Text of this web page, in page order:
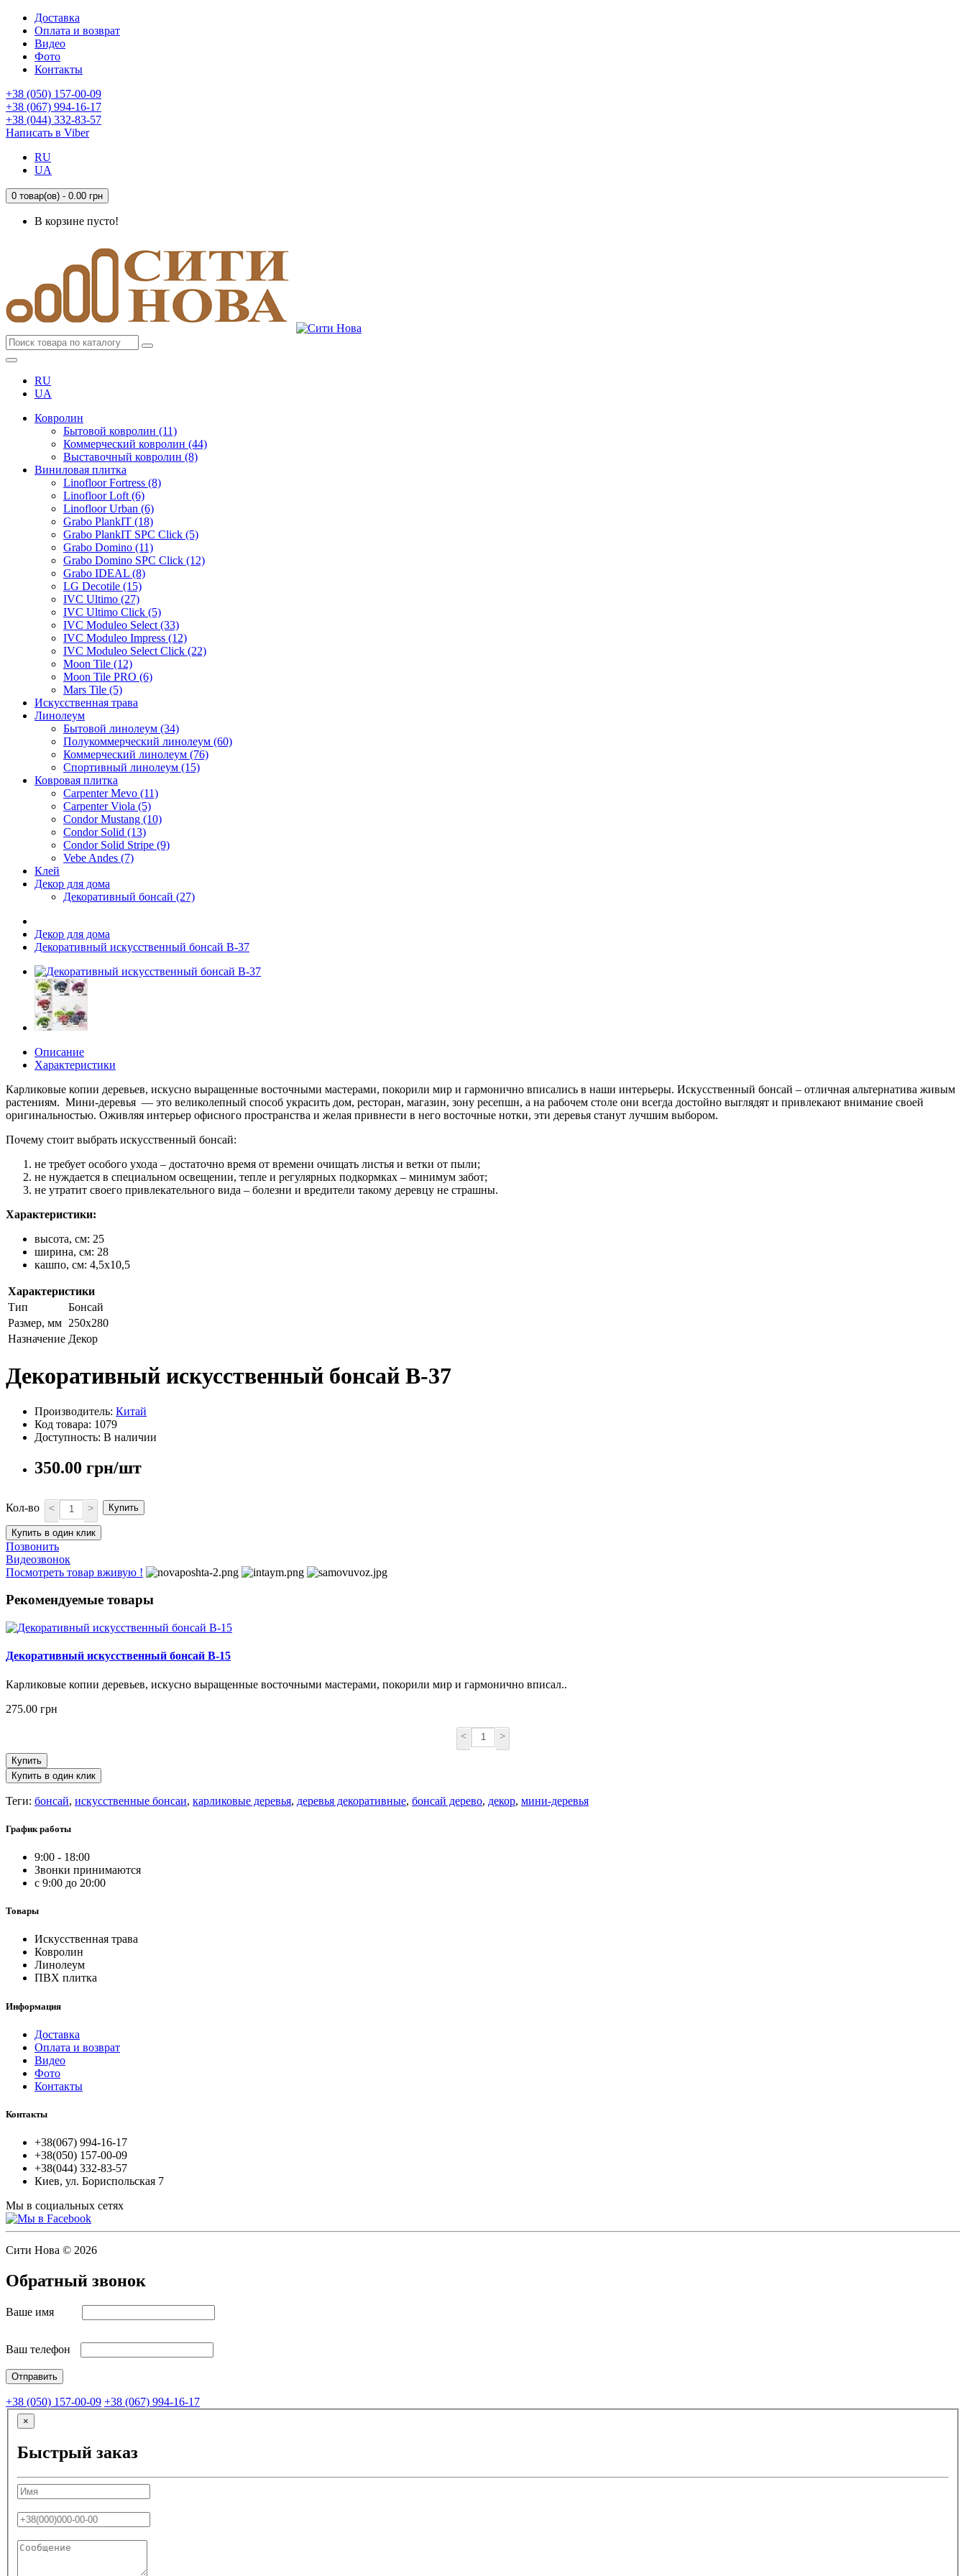
Доставка
Оплата и возврат
Видео
Фото
Контакты
+38 (050) 157-00-09
+38 (067) 994-16-17
+38 (044) 332-83-57
Написать в Viber
RU
UA
0 товар(ов) - 0.00 грн
В корзине пусто!
RU
UA
Ковролин
Бытовой ковролин (11)
Коммерческий ковролин (44)
Выставочный ковролин (8)
Виниловая плитка
Linofloor Fortress (8)
Linofloor Loft (6)
Linofloor Urban (6)
Grabo PlankIT (18)
Grabo PlankIT SPC Click (5)
Grabo Domino (11)
Grabo Domino SPC Click (12)
Grabo IDEAL (8)
LG Decotile (15)
IVC Ultimo (27)
IVC Ultimo Click (5)
IVC Moduleo Select (33)
IVC Moduleo Impress (12)
IVC Moduleo Select Click (22)
Moon Tile (12)
Moon Tile PRO (6)
Mars Tile (5)
Искусcтвенная трава
Линолеум
Бытовой линолеум (34)
Полукоммерческий линолеум (60)
Коммерческий линолеум (76)
Спортивный линолеум (15)
Ковровая плитка
Carpenter Mevo (11)
Carpenter Viola (5)
Condor Mustang (10)
Condor Solid (13)
Condor Solid Stripe (9)
Vebe Andes (7)
Клей
Декор для дома
Декоративный бонсай (27)
Декор для дома
Декоративный искусственный бонсай B-37
Описание
Характеристики
Карликовые копии деревьев, искусно выращенные восточными мастерами, покорили мир и гармонично вписались в наши интерьеры. Искусственный бонсай – отличная альтернатива живым
растениям. Мини-деревья — это великолепный способ украсить дом, ресторан, магазин, зону ресепшн, а на рабочем столе они всегда достойно выглядят и привлекают внимание своей
оригинальностью. Оживляя интерьер офисного пространства и желая привнести в него восточные нотки, эти деревья станут лучшим выбором.
Почему стоит выбрать искусственный бонсай:
не требует особого ухода – достаточно время от времени очищать листья и ветки от пыли;
не нуждается в специальном освещении, тепле и регулярных подкормках – минимум забот;
не утратит своего привлекательного вида – болезни и вредители такому деревцу не страшны.
Характеристики:
высота, см: 25
ширина, см: 28
кашпо, см: 4,5х10,5
Характеристики
Тип
Бонсай
Размер, мм 250х280
Назначение Декор
Декоративный искусственный бонсай B-37
Производитель: Китай
Код товара: 1079
Доступность: В наличии
350.00 грн/шт
Кол-во < > Купить
Купить в один клик
Позвонить
Видеозвонок
Посмотреть товар вживую !
Рекомендуемые товары
Декоративный искусственный бонсай B-15
Карликовые копии деревьев, искусно выращенные восточными мастерами, покорили мир и гармонично вписал..
275.00 грн
< >
Купить
Купить в один клик
Теги: бонсай, искусственные бонсаи, карликовые деревья, деревья декоративные, бонсай дерево, декор, мини-деревья
График работы
9:00 - 18:00
Звонки принимаются
с 9:00 до 20:00
Товары
Искусственная трава
Ковролин
Линолеум
ПВХ плитка
Информация
Доставка
Оплата и возврат
Видео
Фото
Контакты
Контакты
+38(067) 994-16-17
+38(050) 157-00-09
+38(044) 332-83-57
Киев, ул. Бориспольская 7
Мы в социальных сетях
Сити Нова © 2026
Обратный звонок
Ваше имя
Ваш телефон
+38 (050) 157-00-09 +38 (067) 994-16-17
×
Быстрый заказ